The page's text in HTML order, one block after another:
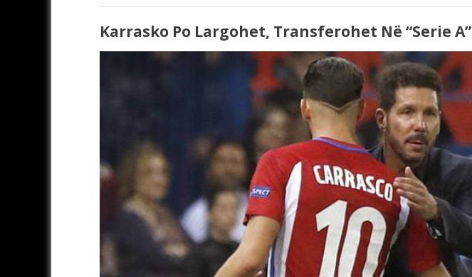
Karrasko Po Largohet, Transferohet Në “Serie A”